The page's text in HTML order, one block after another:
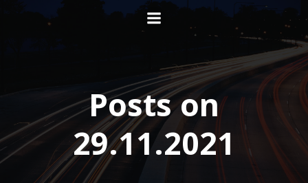
Перейти
к
содержимому
Posts on
29.11.2021